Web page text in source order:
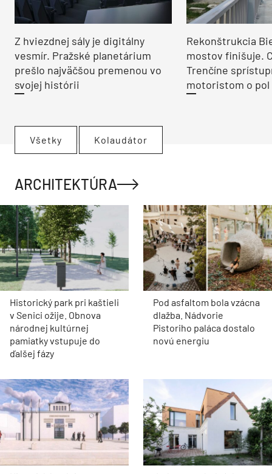
Z hviezdnej sály je digitálny
vesmír. Pražské planetárium
prešlo najväčšou premenou vo
svojej histórii
Rekonštrukcia
mostov finišuje.
Trenčíne
motoristom o pol
Všetky Kolaudátor
ARCHITEKTÚRA
Historický park pri kaštieli
v Senici ožije. Obnova
národnej kultúrnej
pamiatky vstupuje do
ďalšej fázy
Pod asfaltom bola vzácna
dlažba. Nádvorie
Pistoriho paláca dostalo
novú energiu